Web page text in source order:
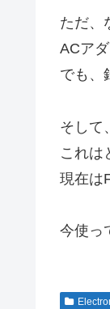
ただ、
ACア
でも、
そして
これは
現在は
今使っ